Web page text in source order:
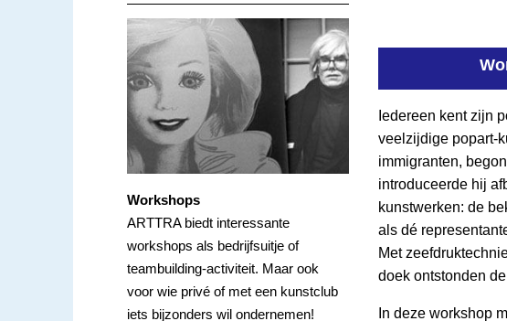
Workshops
ARTTRA biedt interessante
workshops als bedrijfsuitje of
teambuilding-activiteit. Maar ook
voor wie privé of met een kunstclub
iets bijzonders wil ondernemen!
Iedereen kent zijn
veelzijdige popart-
immigranten,
introduceerde hij
kunstwerken: de
als dé
Met
doek ontstonden
In deze workshop